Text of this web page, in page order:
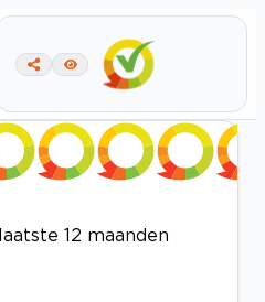
12 maanden